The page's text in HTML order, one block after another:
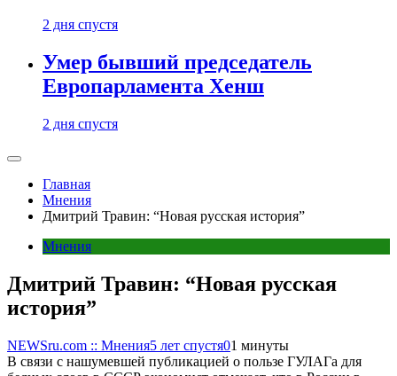
2 дня спустя
Умер бывший председатель
Европарламента Хенш
2 дня спустя
Главная
Мнения
Дмитрий Травин: “Новая русская история”
Мнения
Дмитрий Травин: “Новая русская
история”
NEWSru.com :: Мнения5 лет спустя01 минуты
В связи с нашумевшей публикацией о пользе ГУЛАГа для